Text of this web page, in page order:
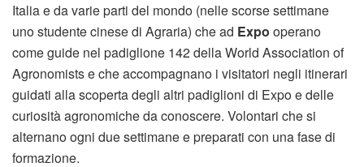
Italia e da varie parti del mondo (nelle scorse settimane
uno studente cinese di Agraria) che ad Expo operano
come guide nel padiglione 142 della World Association of
Agronomists e che accompagnano i visitatori negli itinerari
guidati alla scoperta degli altri padiglioni di Expo e delle
curiosità agronomiche da conoscere. Volontari che si
alternano ogni due settimane e preparati con una fase di
formazione.